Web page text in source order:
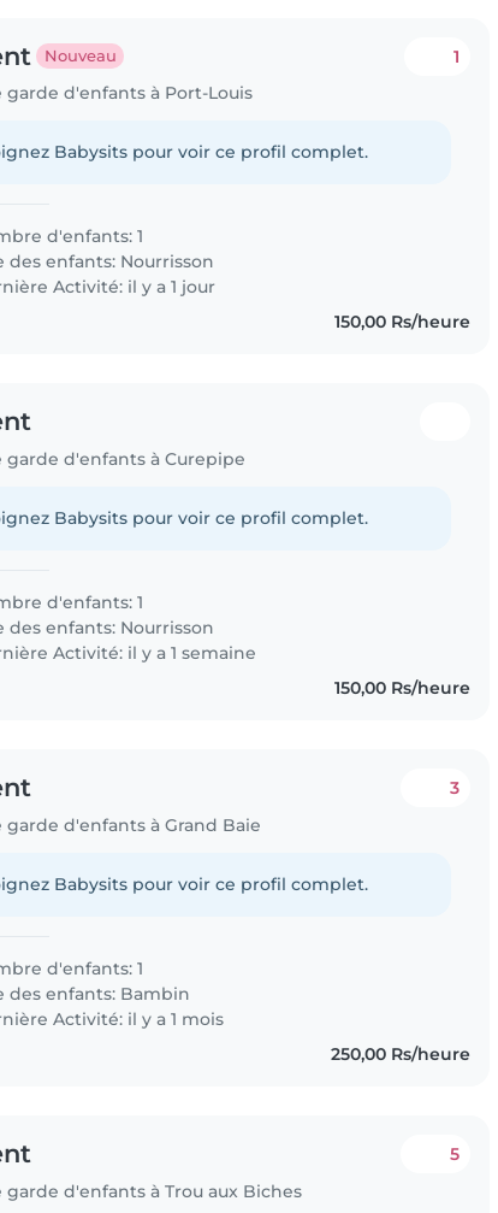
Nouveau
garde d'enfants à Port-Louis
1
Babysits pour voir ce profil complet.
d'enfants: 1
des enfants: Nourrisson
Activité: il y a 1 jour
150,00 Rs/heure
garde d'enfants à Curepipe
Babysits pour voir ce profil complet.
d'enfants: 1
des enfants: Nourrisson
Activité: il y a 1 semaine
150,00 Rs/heure
garde d'enfants à Grand Baie
3
Babysits pour voir ce profil complet.
d'enfants: 1
des enfants: Bambin
Activité: il y a 1 mois
250,00 Rs/heure
garde d'enfants à Trou aux Biches
5